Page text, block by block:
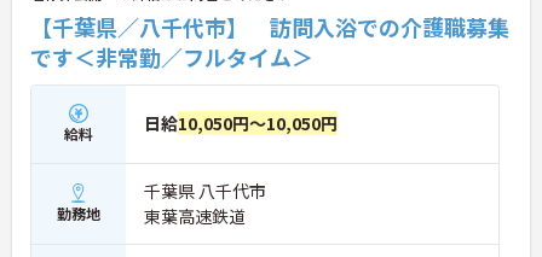
【千葉県／八千代市】 訪問入浴での介護職募集
です＜非常勤／フルタイム＞
給料 日給10,050円～10,050円
勤務地
千葉県 八千代市
東葉高速鉄道